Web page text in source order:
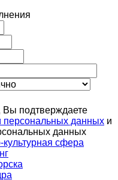
Вы подтверждаете
персональных данных и
данных
сфера